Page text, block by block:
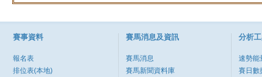
賽事資料
報名表
排位表(本地)
賽馬消息及資訊
賽馬消息
賽馬新聞資料庫
分析
速勢能
賽日數